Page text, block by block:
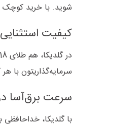
شوید. با خرید کوچک
کیفیت
سرمایه‌گذاریتون با
سرعت برق‌آسا